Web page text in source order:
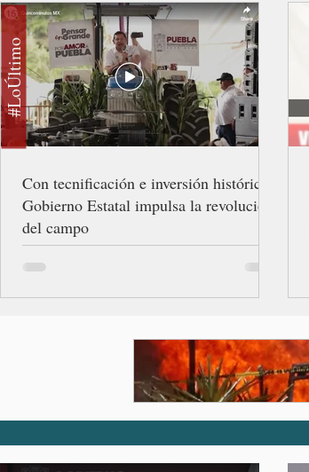
Con tecnificación e inversión histórica,
Gobierno Estatal impulsa la revolución
del campo
#LoÚltimo